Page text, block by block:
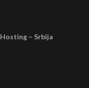
Hosting – Srbija